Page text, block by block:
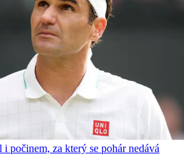
počinem, za který se pohár nedává